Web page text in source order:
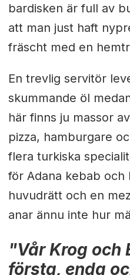
bardisken är full av
att man just haft
fräscht med en
En trevlig servitör
skummande öl
här finns ju massor
pizza, hamburgare
flera turkiska
för Adana kebab och
huvudrätt och en
anar ännu inte hur
"Vår Krog och
första, enda